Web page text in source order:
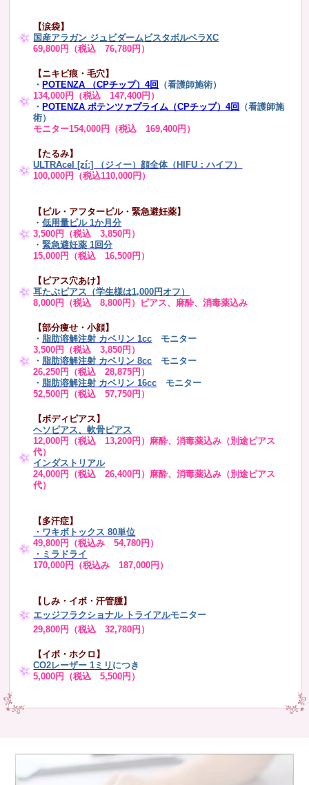
【涙袋】
国産アラガン ジュビダームビスタボルベラXC
69,800円（税込 76,780円）
【ニキビ痕・毛穴】
・ POTENZA （CPチップ）4回
（看護師施術）
134,000円（税込 147,400円）
・ POTENZA ポテンツァプライム（CPチップ）4回
（看護師施
術）
モニター154,000円（税込 169,400円）
【たるみ】
ULTRAcel [zíː] （ジィー）顔全体（HIFU：ハイフ）
100,000円（税込110,000円）
【ピル・アフターピル・緊急避妊薬】
・低用量ピル 1か月分
3,500円（税込 3,850円）
・緊急避妊薬 1回分
15,000円（税込 16,500円）
【ピアス穴あけ】
耳たぶピアス（学生様は1,000円オフ）
8,000円（税込 8,800円）ピアス、麻酔、消毒薬込み
【部分痩せ・小顔】
・ 脂肪溶解注射 カベリン 1cc モニター
3,500円（税込 3,850円）
・ 脂肪溶解注射 カベリン 8cc モニター
26,250円（税込 28,875円）
・ 脂肪溶解注射 カベリン 16cc
モニター
52,500円（税込 57,750円）
【ボディピアス】
ヘソピアス、軟骨ピアス
12,000円（税込 13,200円）麻酔、消毒薬込み（別途ピアス
代）
インダストリアル
24,000円（税込 26,400円）麻酔、消毒薬込み（別途ピアス
代）
【多汗症】
・ ワキボトックス 80単位
49,800円（税込み 54,780円）
・ミラドライ
170,000円（税込み 187,000円）
【しみ・イボ・汗管腫】
エッジフラクショナル トライアルモニター
29,800円（税込 32,780円）
【イボ・ホクロ】
CO2レーザー 1ミリ につき
5,000円（税込 5,500円）